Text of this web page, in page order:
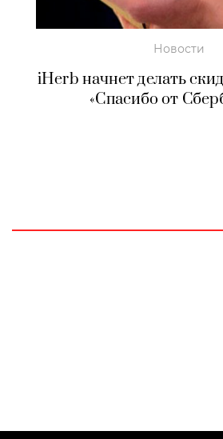
Новости
iHerb начнет делать
«Спасибо от